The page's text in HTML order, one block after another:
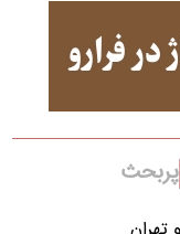
پربحث